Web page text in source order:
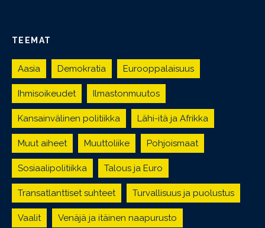
TEEMAT
Aasia Demokratia Eurooppalaisuus
Ihmisoikeudet Ilmastonmuutos
Kansainvälinen politiikka Lähi-itä ja Afrikka
Muut aiheet Muuttoliike Pohjoismaat
Sosiaalipolitiikka Talous ja Euro
Transatlanttiset suhteet Turvallisuus ja puolustus
Vaalit Venäjä ja itäinen naapurusto